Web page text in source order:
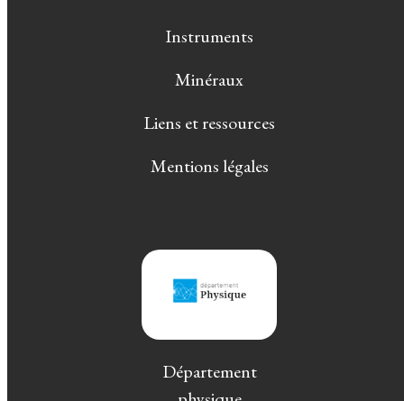
Instruments
Minéraux
Liens et ressources
Mentions légales
Département